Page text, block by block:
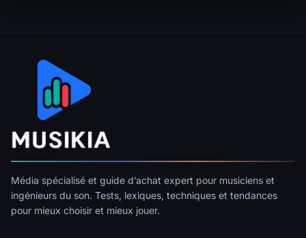
Média spécialisé et guide d’achat expert pour musiciens et
ingénieurs du son. Tests, lexiques, techniques et tendances
pour mieux choisir et mieux jouer.